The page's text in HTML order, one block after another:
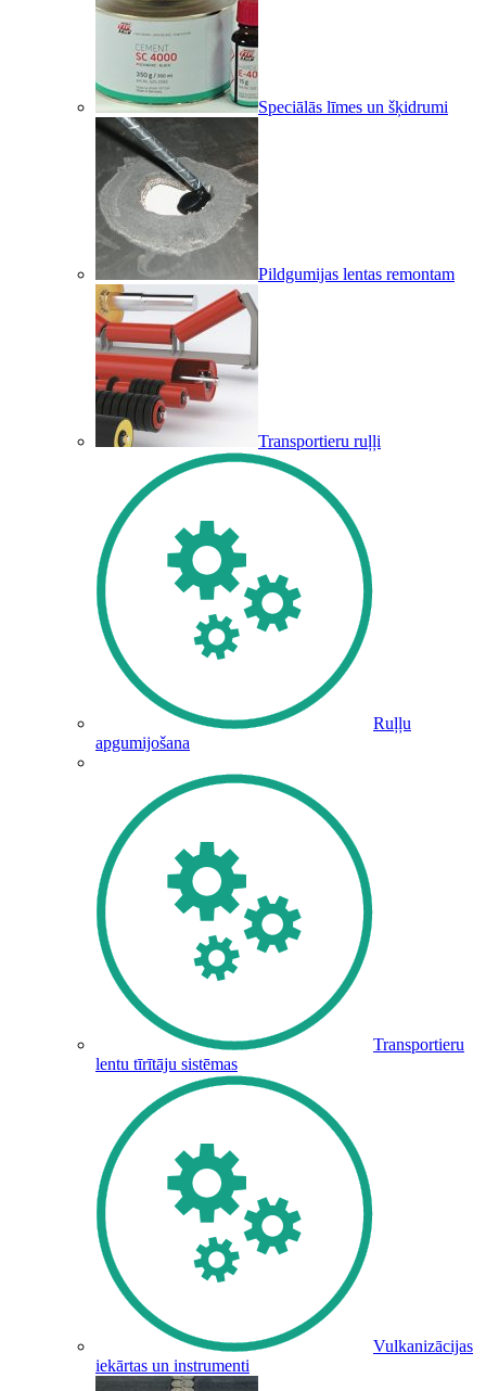
Speciālās līmes un šķidrumi
Pildgumijas lentas remontam
Transportieru ruļļi
Ruļļu
apgumijošana
Transportieru
lentu tīrītāju sistēmas
Vulkanizācijas
iekārtas un instrumenti